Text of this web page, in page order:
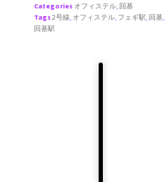
Categories オフィステル, 回基
Tags2号線, オフィステル, フェギ駅, 回基,
回基駅